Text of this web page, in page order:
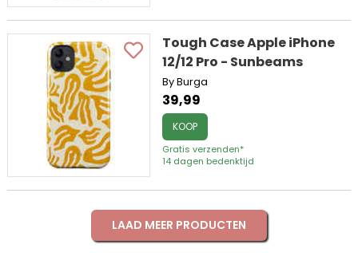
Tough Case Apple iPhone
12/12 Pro - Sunbeams
By Burga
39,99
KOOP
Gratis verzenden*
14 dagen bedenktijd
LAAD MEER PRODUCTEN